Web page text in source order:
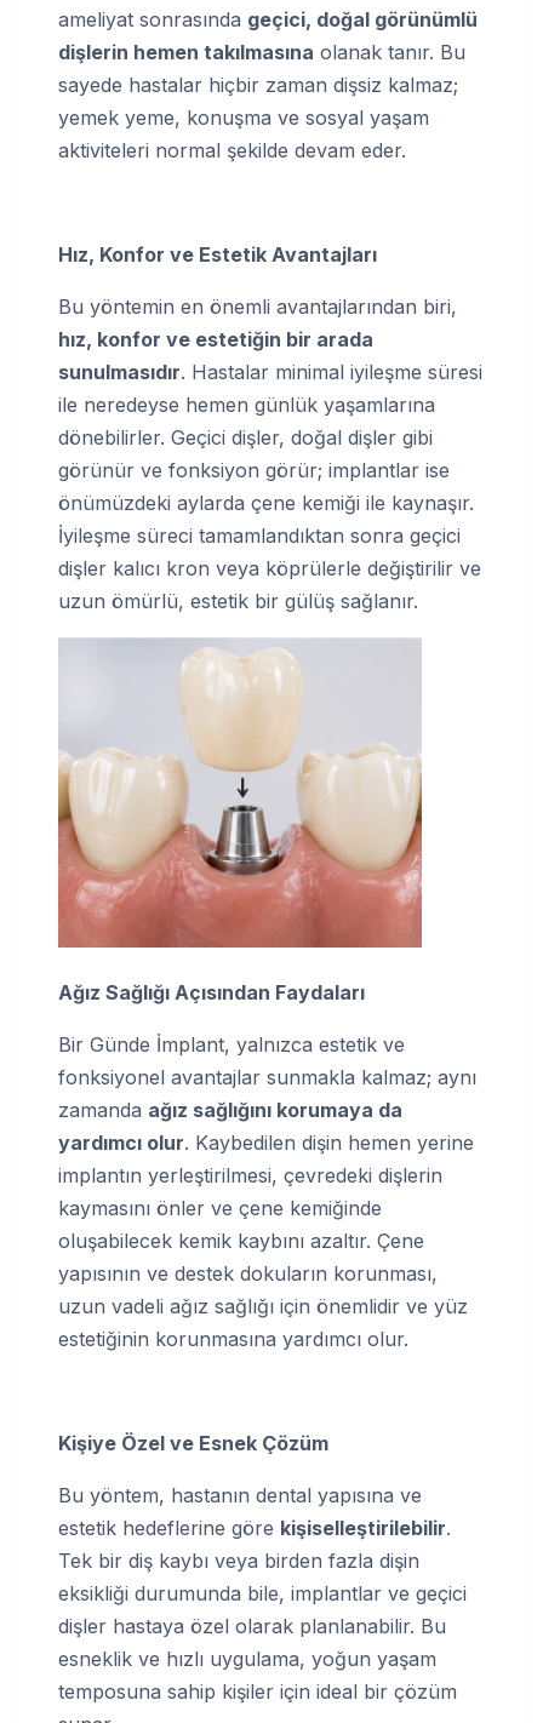
ameliyat sonrasında geçici, doğal görünümlü
dişlerin hemen takılmasına olanak tanır. Bu
sayede hastalar hiçbir zaman dişsiz kalmaz;
yemek yeme, konuşma ve sosyal yaşam
aktiviteleri normal şekilde devam eder.
Hız, Konfor ve Estetik Avantajları
Bu yöntemin en önemli avantajlarından biri,
hız, konfor ve estetiğin bir arada
sunulmasıdır. Hastalar minimal iyileşme süresi
ile neredeyse hemen günlük yaşamlarına
dönebilirler. Geçici dişler, doğal dişler gibi
görünür ve fonksiyon görür; implantlar ise
önümüzdeki aylarda çene kemiği ile kaynaşır.
İyileşme süreci tamamlandıktan sonra geçici
dişler kalıcı kron veya köprülerle değiştirilir ve
uzun ömürlü, estetik bir gülüş sağlanır.
Ağız Sağlığı Açısından Faydaları
Bir Günde İmplant, yalnızca estetik ve
fonksiyonel avantajlar sunmakla kalmaz; aynı
zamanda ağız sağlığını korumaya da
yardımcı olur. Kaybedilen dişin hemen yerine
implantın yerleştirilmesi, çevredeki dişlerin
kaymasını önler ve çene kemiğinde
oluşabilecek kemik kaybını azaltır. Çene
yapısının ve destek dokuların korunması,
uzun vadeli ağız sağlığı için önemlidir ve yüz
estetiğinin korunmasına yardımcı olur.
Kişiye Özel ve Esnek Çözüm
Bu yöntem, hastanın dental yapısına ve
estetik hedeflerine göre kişiselleştirilebilir.
Tek bir diş kaybı veya birden fazla dişin
eksikliği durumunda bile, implantlar ve geçici
dişler hastaya özel olarak planlanabilir. Bu
esneklik ve hızlı uygulama, yoğun yaşam
temposuna sahip kişiler için ideal bir çözüm